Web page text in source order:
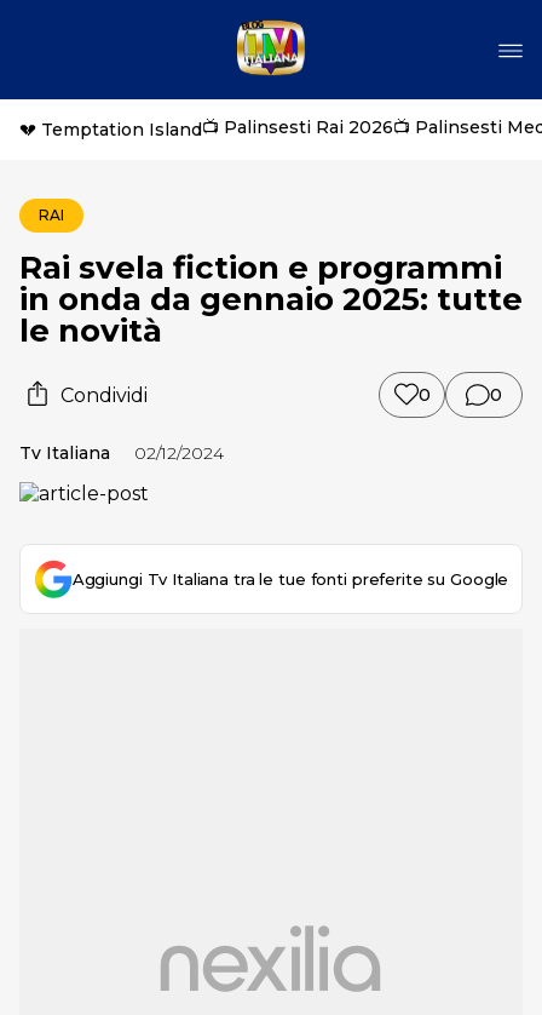
💔 Temptation Island📺 Palinsesti Rai 2026📺 Palinsesti
RAI
Rai svela fiction e programmi
in onda da gennaio 2025: tutte
le novità
Condividi 0 0
Tv Italiana 02/12/2024
Aggiungi Tv Italiana tra le tue fonti preferite su Google